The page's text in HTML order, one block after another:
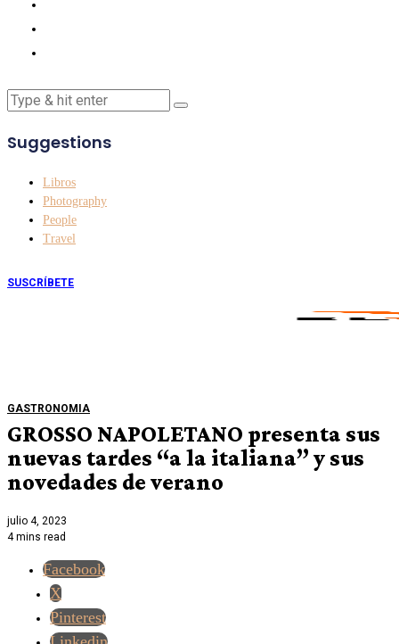
Suggestions
Libros
Photography
People
Travel
SUSCRÍBETE
GASTRONOMIA
GROSSO NAPOLETANO presenta sus
nuevas tardes “a la italiana” y sus
novedades de verano
julio 4, 2023
4 mins read
Facebook
X
Pinterest